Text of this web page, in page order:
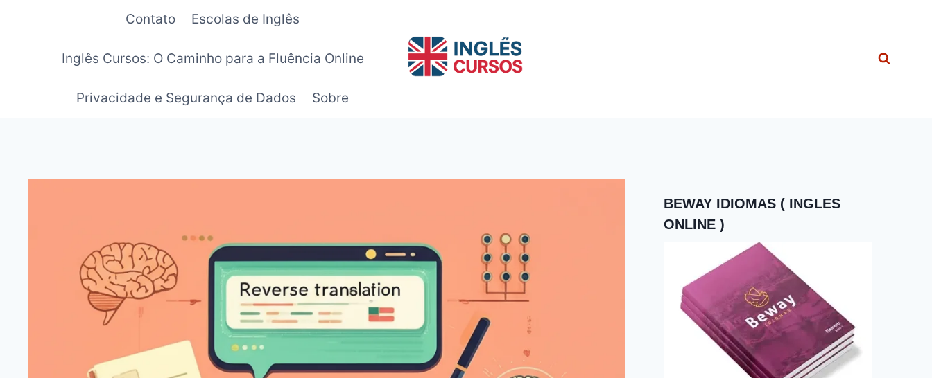
Contato Escolas de Inglês
Inglês Cursos: O Caminho para a Fluência Online
Privacidade e Segurança de Dados Sobre
BEWAY IDIOMAS ( INGLES
ONLINE )